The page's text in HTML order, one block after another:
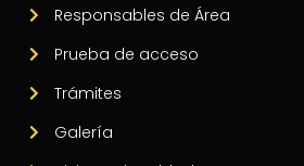
Responsables de Área
Prueba de acceso
Trámites
Galería